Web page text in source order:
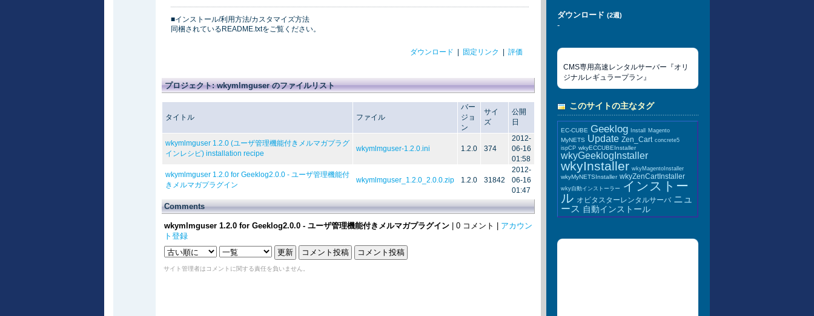
■インストール/利用方法/カスタマイズ方法
同梱されているREADME.txtをご覧ください。
ダウンロード 固定リンク 評価
プロジェクト: wkymlmguser のファイルリスト
タイトル ファイル
バー
ジョ
ン
サイ
ズ
公開
日
wkymlmguser 1.2.0 (ユーザ管理機能付きメルマガプラグ
インレシピ) installation recipe
wkymlmguser-1.2.0.ini 1.2.0 374
2012-
06-16
01:58
wkymlmguser 1.2.0 for Geeklog2.0.0 - ユーザ管理機能付
きメルマガプラグイン
wkymlmguser_1.2.0_2.0.0.zip 1.2.0 31842
2012-
06-16
01:47
Comments
wkymlmguser 1.2.0 for Geeklog2.0.0 - ユーザ管理機能付きメルマガプラグイン | 0 コメント | アカウン
ト登録
サイト管理者はコメントに関する責任を負いません。
ダウンロード (2週)
-
CMS専用高速レンタルサーバー『オリ
ジナルレギュラープラン』
このサイトの主なタグ
EC-CUBE Geeklog Install Magento
MyNETS Update Zen_Cart concrete5
ispCP wkyECCUBEInstaller
wkyGeeklogInstaller
wkyInstaller wkyMagentoInstaller
wkyMyNETSInstaller wkyZenCartInstaller
wky自動インストーラー インストー
ル オビタスターレンタルサーバ ニュ
ース 自動インストール